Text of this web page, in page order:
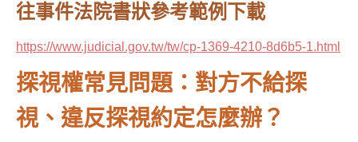
往事件法院書狀參考範例下載
https://www.judicial.gov.tw/tw/cp-1369-4210-8d6b5-1.html
探視權常見問題：對方不給探
視、違反探視約定怎麼辦？